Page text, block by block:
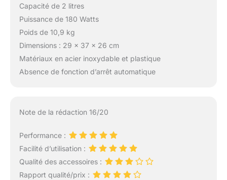
Capacité de 2 litres
Puissance de 180 Watts
Poids de 10,9 kg
Dimensions : 29 x 37 x 26 cm
Matériaux en acier inoxydable et plastique
Absence de fonction d’arrêt automatique
Note de la rédaction 16/20
Performance :
Facilité d’utilisation :
Qualité des accessoires :
Rapport qualité/prix :